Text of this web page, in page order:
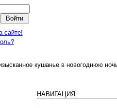
сайте!
кушанье в новогоднюю
НАВИГАЦИЯ